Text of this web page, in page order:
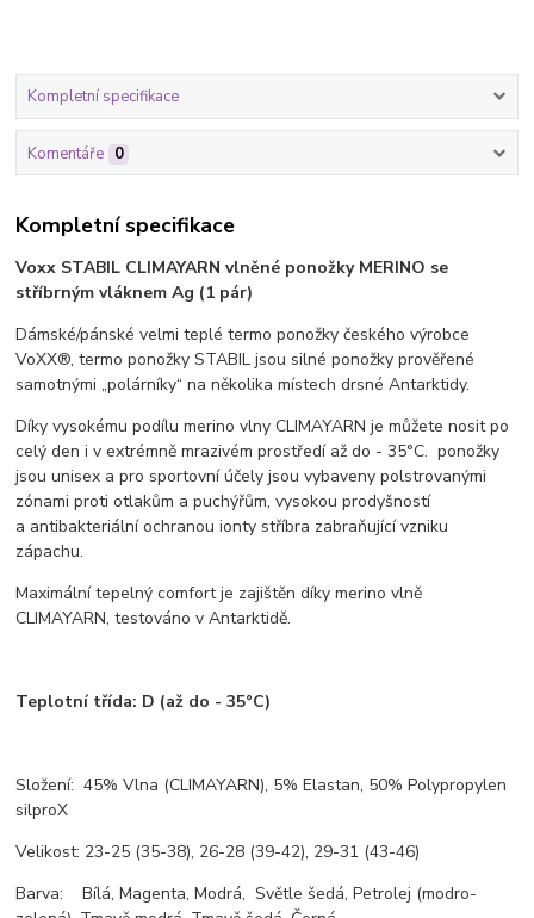
Kompletní specifikace
Komentáře 0
Kompletní specifikace
Voxx STABIL CLIMAYARN vlněné ponožky MERINO se
stříbrným vláknem Ag (1 pár)
Dámské/pánské velmi teplé termo ponožky českého výrobce
VoXX®, termo ponožky STABIL jsou silné ponožky prověřené
samotnými „polárníky“ na několika místech drsné Antarktidy.
Díky vysokému podílu merino vlny CLIMAYARN je můžete nosit po
celý den i v extrémně mrazivém prostředí až do - 35°C. ponožky
jsou unisex a pro sportovní účely jsou vybaveny polstrovanými
zónami proti otlakům a puchýřům, vysokou prodyšností
a antibakteriální ochranou ionty stříbra zabraňující vzniku
zápachu.
Maximální tepelný comfort je zajištěn díky merino vlně
CLIMAYARN, testováno v Antarktidě.
Teplotní třída: D (až do - 35°C)
Složení: 45% Vlna (CLIMAYARN), 5% Elastan, 50% Polypropylen
silproX
Velikost: 23-25 (35-38), 26-28 (39-42), 29-31 (43-46)
Barva: Bílá, Magenta, Modrá, Světle šedá, Petrolej (modro-